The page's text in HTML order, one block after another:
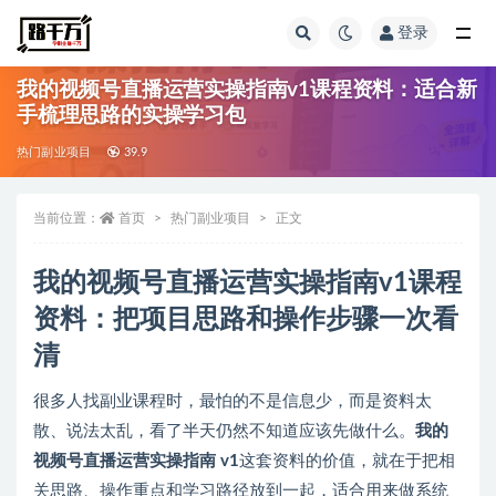
登录
我的视频号直播运营实操指南v1课程资料：适合新
手梳理思路的实操学习包
热门副业项目 39.9
当前位置： 首页 热门副业项目 正文
我的视频号直播运营实操指南v1课程
资料：把项目思路和操作步骤一次看
清
很多人找副业课程时，最怕的不是信息少，而是资料太
散、说法太乱，看了半天仍然不知道应该先做什么。 我的
视频号直播运营实操指南 v1这套资料的价值，就在于把相
关思路、操作重点和学习路径放到一起，适合用来做系统